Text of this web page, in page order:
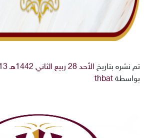
تم نشره بتاريخ الأحد 28 ربيع الثاني 1442هـ 13-12-2020م
بواسطة thbat